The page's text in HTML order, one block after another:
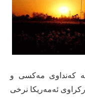
لە کەنداوی مەکسی و
ئەمەریکا نرخی